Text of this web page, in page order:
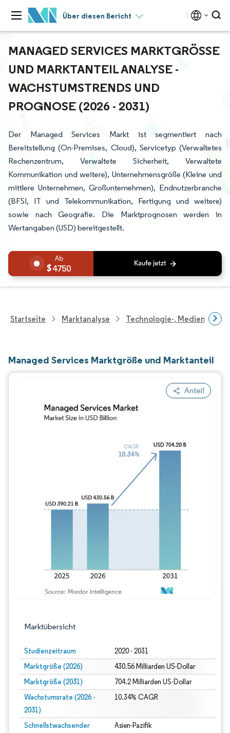
Über diesen Bericht
MANAGED SERVICES MARKTGRÖSSE U
ND MARKTANTEIL ANALYSE - W
ACHSTUMSTRENDS UND P
ROGNOSE (2026 - 2031)
Der Managed Services Markt ist segmentiert nach
Bereitstellung (On-Premises, Cloud), Servicetyp (Verwaltetes
Rechenzentrum, Verwaltete Sicherheit, Verwaltete
Kommunikation und weitere), Unternehmensgröße (Kleine und
mittlere Unternehmen, Großunternehmen), Endnutzerbranche
(BFSI, IT und Telekommunikation, Fertigung und weitere)
sowie nach Geografie. Die Marktprognosen werden in
Wertangaben (USD) bereitgestellt.
4750
Startseite Marktanalyse Technologie-, Medien- Und
Managed Services Marktgröße und Marktanteil
Anteil
Marktübersicht
Studienzeitraum 2020 - 2031
Marktgröße (2026) 430.56 Milliarden US-Dollar
Marktgröße (2031) 704.2 Milliarden US-Dollar
Wachstumsrate (2026 -
2031)
10.34% CAGR
Schnellstwachsender
Asien-Pazifik